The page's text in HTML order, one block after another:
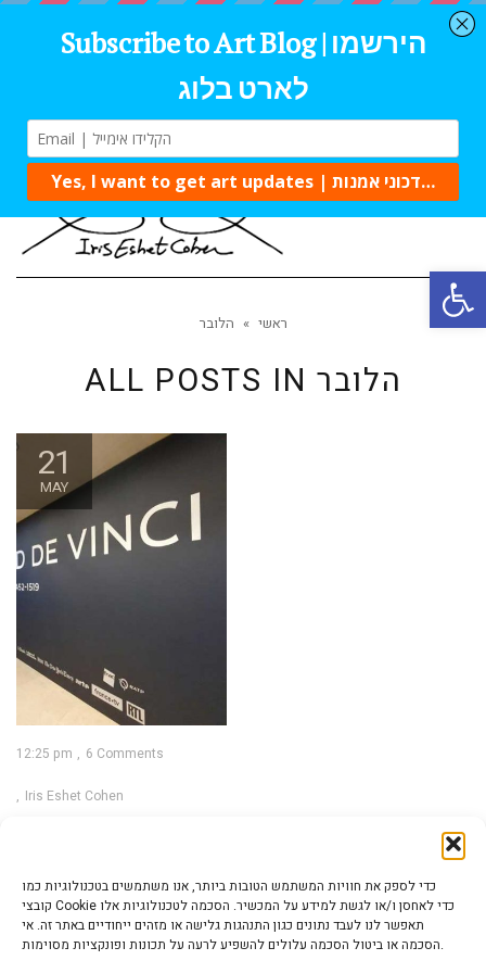
כדי לספק את חוויות המשתמש הטובות ביותר, אנו משתמשים בטכנולוגיות כמו
קובצי Cookie כדי לאחסן ו/או לגשת למידע על המכשיר. הסכמה לטכנולוגיות אלו
תאפשר לנו לעבד נתונים כגון התנהגות גלישה או מזהים ייחודיים באתר זה. אי
הסכמה או ביטול הסכמה עלולים להשפיע לרעה על תכונות ופונקציות מסוימות.
ראשי » הלובר
ALL POSTS IN הלובר
21
MAY
12:25 pm 6 Comments
Iris Eshet Cohen
קוראים יקרים, שותפי לאהבת
האומנות, ראשית אני שמחה
לעדכן שהגלריה שלי ביפו